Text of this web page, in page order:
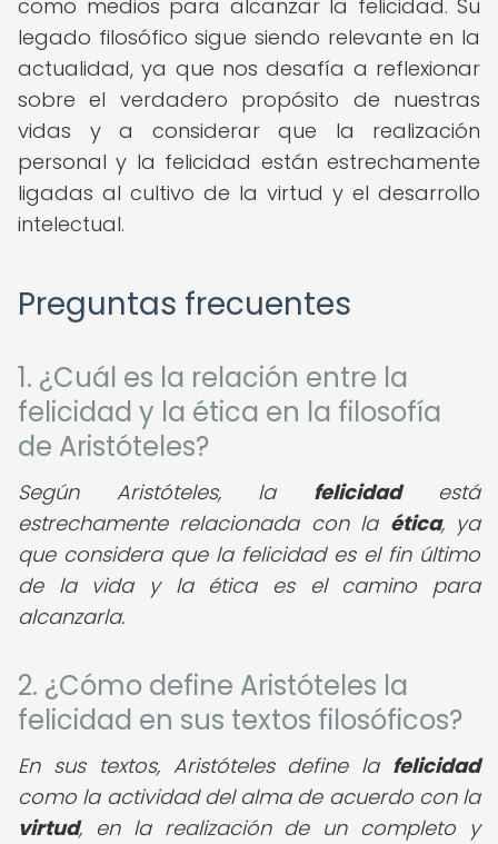
como medios para alcanzar la felicidad. Su
legado filosófico sigue siendo relevante en la
actualidad, ya que nos desafía a reflexionar
sobre el verdadero propósito de nuestras
vidas y a considerar que la realización
personal y la felicidad están estrechamente
ligadas al cultivo de la virtud y el desarrollo
intelectual.
Preguntas frecuentes
1. ¿Cuál es la relación entre la
felicidad y la ética en la filosofía
de Aristóteles?
Según Aristóteles, la felicidadestá
estrechamente relacionada con la ética, ya
que considera que la felicidad es el fin último
de la vida y la ética es el camino para
alcanzarla.
2. ¿Cómo define Aristóteles la
felicidad en sus textos filosóficos?
En sus textos, Aristóteles define la felicidad
como la actividad del alma de acuerdo con la
virtud, en la realización de un completo y